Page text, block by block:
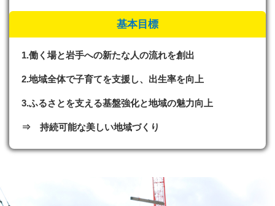
基本目標
1.働く場と岩手への新たな人の流れを創出
2.地域全体で子育てを支援し、出生率を向上
3.ふるさとを支える基盤強化と地域の魅力向上
⇒ 持続可能な美しい地域づくり